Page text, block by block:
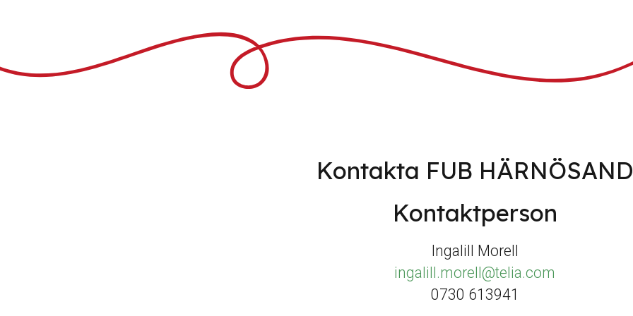
Kontakta FUB HÄRNÖSAND
Kontaktperson
Ingalill Morell
ingalill.morell@telia.com
0730 613941